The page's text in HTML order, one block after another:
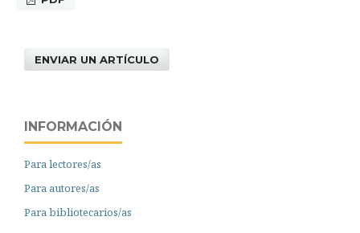
ENVIAR UN ARTÍCULO
INFORMACIÓN
Para lectores/as
Para autores/as
Para bibliotecarios/as